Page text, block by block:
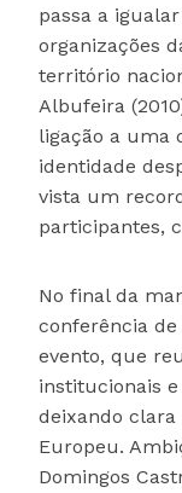
passa a
organizações
território
Albufeira
ligação a uma
identidade
vista um
participantes,
No final da
conferência
evento, que
institucionais
deixando clara
Europeu.
Domingos